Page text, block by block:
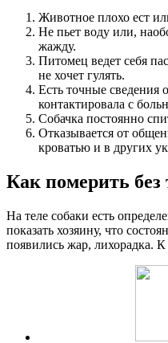
Животное плохо ест
Не пьет воду или,
жажду.
Питомец ведет себя
не хочет гулять.
Есть точные сведения
контактировала с
Собачка постоянно
Отказывается от
кроватью и в других
Как померить без
На теле собаки есть
показать хозяину, что
появились жар, лихорадка. К